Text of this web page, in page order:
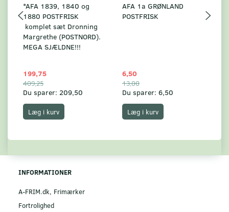
*AFA 1839, 1840 og
1880 POSTFRISK
komplet sæt Dronning
Margrethe (POSTNORD).
MEGA SJÆLDNE!!!
199,75
409,25
Du sparer: 209,50
Læg i kurv
AFA 1a GRØNLAND
POSTFRISK
6,50
13,00
Du sparer: 6,50
Læg i kurv
INFORMATIONER
A-FRIM.dk, Frimærker
Fortrolighed